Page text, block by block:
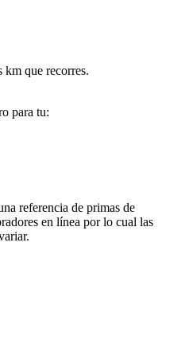
km que recorres.
para tu:
referencia de primas de
en línea por lo cual las